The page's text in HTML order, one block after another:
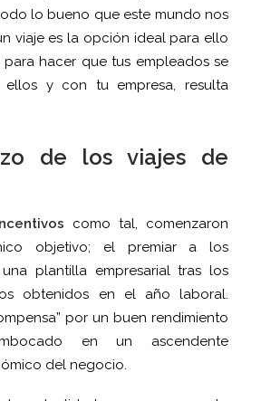
lo bueno que este mundo nos
viaje es la opción ideal para ello
para hacer que tus empleados se
ellos y con tu empresa, resulta
de los viajes de
como tal, comenzaron
objetivo; el premiar a los
plantilla empresarial tras los
obtenidos en el año laboral.
por un buen rendimiento
en un ascendente
del negocio.